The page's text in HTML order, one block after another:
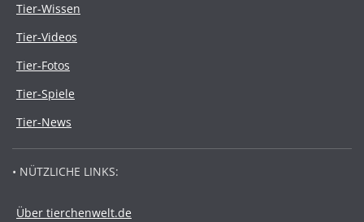
Tier-Wissen
Tier-Videos
Tier-Fotos
Tier-Spiele
Tier-News
• NÜTZLICHE LINKS:
Über tierchenwelt.de